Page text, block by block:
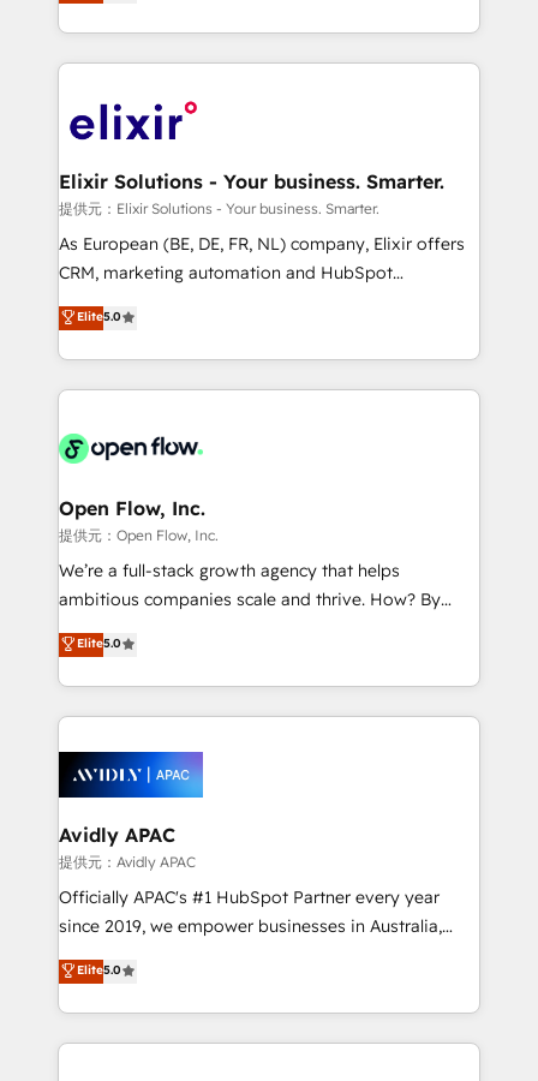
portfolio and lifecycle management 🏭
HIPAA-aware; CASL-compliant; GDPR-ready
implementations where required 💡 Why 500+
built to scale.
approach to execute their goals through creative
applications of our solutions; Technical HubSpot
Design, Migrations + Integrations. Mole Street’s
greatness, which is achieved through creating
absolute clarity, derived from a well-defined
strategy, executed well, and reported on with clear
results. The culture is driven by core values; Joy, Grit,
Mindedness, and Clarity. We are driven to win for the
collective good of the company and its clientele, and
things are happening.
Elixir Solutions - Your business. Smarter.
提供元：Elixir Solutions - Your business. Smarter.
As European (BE, DE, FR, NL) company, Elixir offers
CRM, marketing automation and HubSpot
integration products and services to mid-market
and enterprise customers. We ensure that your sales,
service and marketing department operates in the
most effective way, while at the same time
integrated buyers journey. Elixir is located in
and Amsterdam. Elixir is a first mover and leader
when it comes to HubSpot sales and service
implementations, highly renowned for our business
acumen, process (re-)design experience and a
integrate HubSpot with complex solutions like SAP,
MicroSoft, custom solutions,... Our company also has
Retail execution, CPQ, customer portals and
HubSpot CMS developments. And we're champions
Elite5.0
Open Flow, Inc.
提供元：Open Flow, Inc.
We’re a full-stack growth agency that helps
ambitious companies scale and thrive. How? By
upgrading and streamlining every single revenue-
generating aspect of your business. We’re proud
HubSpot Elite Solutions Partners and devout CRM
nerds who can harness HubSpot’s custom digital
experience. Working hand-in-hand with your team,
we’ll assemble a RevOps machine that drives more
traffic, generates better leads and crushes your
revenue goals. We've worked with thousands of
HubSpot customers and we'd love to work with you
too! Clients come to us for: Advanced CRM solutions
HubSpot Data System Migrations between systems
to HubSpot New lead generation strategies Time-
Elite5.0
Avidly APAC
提供元：Avidly APAC
Officially APAC's #1 HubSpot Partner every year
since 2019, we empower businesses in Australia,
New Zealand, and globally to realise their full
potential through enterprise HubSpot CRM
implementation. And we deliver best practice across
the whole HubSpot platform, covering marketing,
Elite5.0